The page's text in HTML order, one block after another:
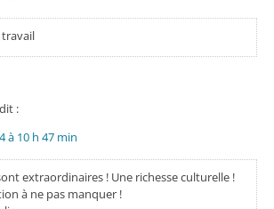
dit :
à 10 h 47 min
extraordinaires ! Une richesse culturelle !
à ne pas manquer !